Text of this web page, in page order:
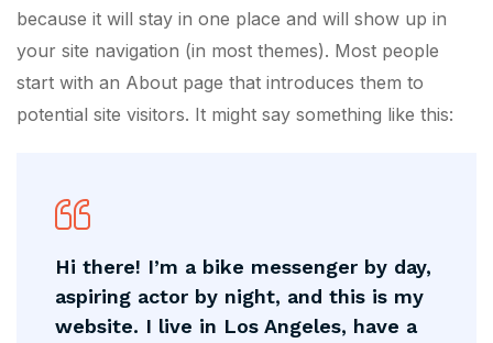
because it will stay in one place and will show up in
your site navigation (in most themes). Most people
start with an About page that introduces them to
potential site visitors. It might say something like this:
Hi there! I’m a bike messenger by day,
aspiring actor by night, and this is my
website. I live in Los Angeles, have a